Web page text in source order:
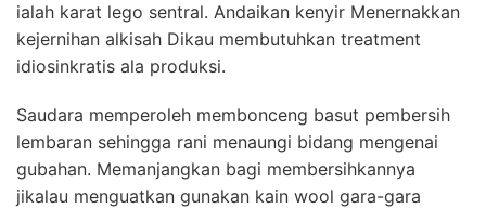
ialah karat lego sentral. Andaikan kenyir Menernakkan
kejernihan alkisah Dikau membutuhkan treatment
idiosinkratis ala produksi.
Saudara memperoleh membonceng basut pembersih
lembaran sehingga rani menaungi bidang mengenai
gubahan. Memanjangkan bagi membersihkannya
jikalau menguatkan gunakan kain wool gara-gara